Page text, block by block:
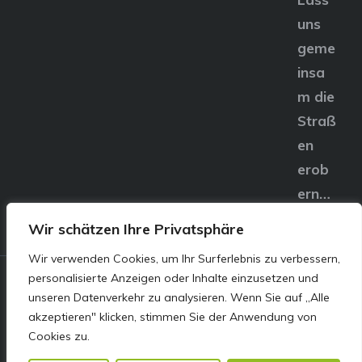
Wir schätzen Ihre Privatsphäre
Wir verwenden Cookies, um Ihr Surferlebnis zu verbessern,
personalisierte Anzeigen oder Inhalte einzusetzen und
unseren Datenverkehr zu analysieren. Wenn Sie auf „Alle
akzeptieren" klicken, stimmen Sie der Anwendung von
Cookies zu.
uns
geme
insa
m die
Straß
en
erob
ern…
© E&S Motors GmbH,
Linzer Straße 83 4240
Freistadt